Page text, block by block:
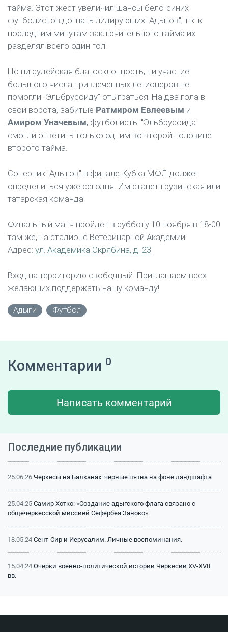
тайма. Этот жест увеличил шансы бело-синих
футболистов догнать лидирующих "Адыгов", т.к. к
последним минутам заключительного тайма их
разделял всего один гол.
Но ни судейская благосклонность, ни участие
большого числа привлеченных легионеров не
помогли "Эльбрусоиду" отыграться. На два гола в
свои ворота, забитые Ратмиром Евлеевым и
Амиром Уначевым, футболисты "Эльбрусоида"
смогли ответить только одним во второй половине
второго тайма.
Соперник "Адыгов" в финале Кубка МФЛ должен
определиться уже сегодня. Им станет грузинская или
татарская команда.
Финальный матч пройдет в субботу 10 ноября в 18-00
там же, на стадионе Ветеринарной Академии.
Адрес: ул. Академика Скрябина, д. 23
Вход на территорию свободный. Приглашаем всех
желающих поддержать нашу команду!
Адыги Футбол
Комментарии 0
Написать комментарий
Последние публикации
25.06.26 Черкесы на Балканах: черные пятна на фоне ландшафта
25.04.25 Самир Хотко: «Создание адыгского флага связано с
общечеркесской миссией Сефербея Заноко»
18.05.24 Сент-Сир и Иерусалим. Личные воспоминания.
15.04.24 Очерки военно-политической истории Черкесии XV-XVII
вв.